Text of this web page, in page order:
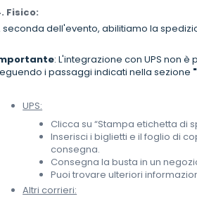
Fisico:
seconda dell'evento, abilitiamo la
: L'integrazione con UPS non
i passaggi indicati nella sezione
UPS:
Clicca su “Stampa etichetta di
Inserisci i biglietti e il foglio di
consegna.
Consegna la busta in un
Puoi trovare ulteriori
Altri corrieri: